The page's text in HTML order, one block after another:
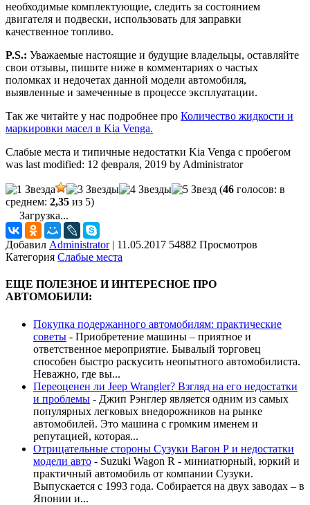
необходимые комплектующие, следить за состоянием
двигателя и подвески, использовать для заправки
качественное топливо.
P.S.: Уважаемые настоящие и будущие владельцы, оставляйте
свои отзывы, пишите ниже в комментариях о частых
поломках и недочетах данной модели автомобиля,
выявленные и замеченные в процессе эксплуатации.
Так же читайте у нас подробнее про Количество жидкости и
маркировки масел в Kia Venga.
Слабые места и типичные недостатки Kia Venga с пробегом
was last modified: 12 февраля, 2019 by Administrator
(46 голосов: в
среднем: 2,35 из 5)
Загрузка...
Добавил Administrator | 11.05.2017 54882 Просмотров
Категория Слабые места
ЕЩЕ ПОЛЕЗНОЕ И ИНТЕРЕСНОЕ ПРО
АВТОМОБИЛИ:
Покупка подержанного автомобилям: практические
советы - Приобретение машины – приятное и
ответственное мероприятие. Бывалый торговец
способен быстро раскусить неопытного автомобилиста.
Неважно, где вы...
Переоценен ли Jeep Wrangler? Взгляд на его недостатки
и проблемы - Джип Рэнглер является одним из самых
популярных легковых внедорожников на рынке
автомобилей. Это машина с громким именем и
репутацией, которая...
Отрицательные стороны Сузуки Вагон Р и недостатки
модели авто - Suzuki Wagon R - миниатюрный, юркий и
практичный автомобиль от компании Сузуки.
Выпускается с 1993 года. Собирается на двух заводах – в
Японии и...